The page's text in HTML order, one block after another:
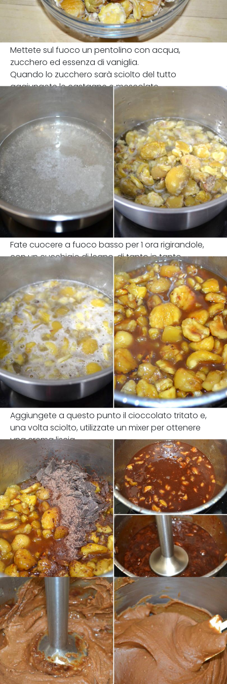
Mettete sul fuoco un pentolino con acqua,
zucchero ed essenza di vaniglia.
Quando lo zucchero sarà sciolto del tutto
aggiungete le castagne e mescolate.
Fate cuocere a fuoco basso per 1 ora rigirandole,
con un cucchiaio di legno, di tanto in tanto.
Aggiungete a questo punto il cioccolato tritato e,
una volta sciolto, utilizzate un mixer per ottenere
una crema liscia.